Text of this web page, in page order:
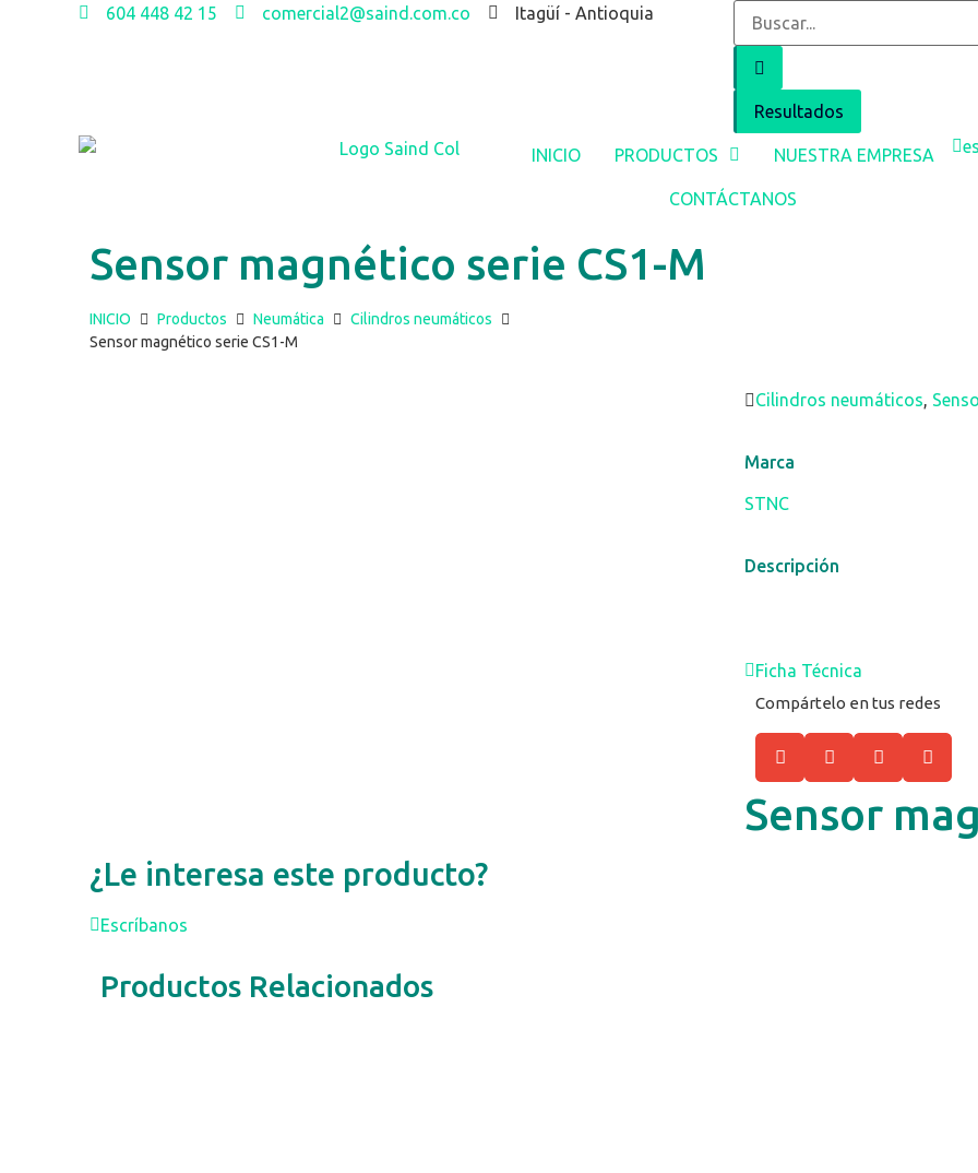
604 448 42 15 comercial2@saind.com.co Itagüí - Antioquia
Resultados
INICIO PRODUCTOS NUESTRA EMPRESA
CONTÁCTANOS
Sensor magnético serie CS1-M
INICIO Productos Neumática
Cilindros neumáticos
Sensor magnético serie CS1-M
Cilindros neumáticos,
Marca
STNC
Descripción
Ficha Técnica
Compártelo en tus redes
Sensor
¿Le interesa este producto?
Escríbanos
Productos Relacionados